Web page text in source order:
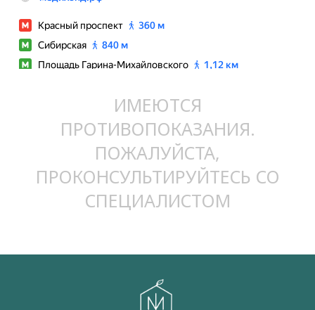
ИМЕЮТСЯ
ПРОТИВОПОКАЗАНИЯ.
ПОЖАЛУЙСТА,
ПРОКОНСУЛЬТИРУЙТЕСЬ СО
СПЕЦИАЛИСТОМ